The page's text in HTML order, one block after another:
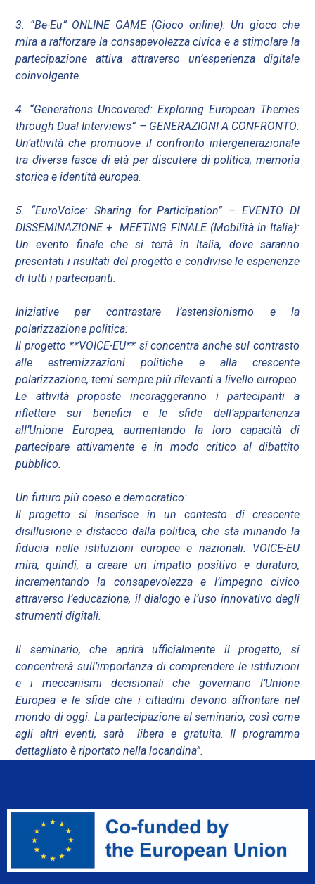
3. “Be-Eu” ONLINE GAME (Gioco online): Un gioco che
mira a rafforzare la consapevolezza civica e a stimolare la
partecipazione attiva attraverso un’esperienza digitale
coinvolgente.
4. “Generations Uncovered: Exploring European Themes
through Dual Interviews” – GENERAZIONI A CONFRONTO:
Un’attività che promuove il confronto intergenerazionale
tra diverse fasce di età per discutere di politica, memoria
storica e identità europea.
5. “EuroVoice: Sharing for Participation” – EVENTO DI
DISSEMINAZIONE + MEETING FINALE (Mobilità in Italia):
Un evento finale che si terrà in Italia, dove saranno
presentati i risultati del progetto e condivise le esperienze
di tutti i partecipanti.
Iniziative per contrastare l’astensionismo e la
polarizzazione politica:
Il progetto **VOICE-EU** si concentra anche sul contrasto
alle estremizzazioni politiche e alla crescente
polarizzazione, temi sempre più rilevanti a livello europeo.
Le attività proposte incoraggeranno i partecipanti a
riflettere sui benefici e le sfide dell’appartenenza
all’Unione Europea, aumentando la loro capacità di
partecipare attivamente e in modo critico al dibattito
pubblico.
Un futuro più coeso e democratico:
Il progetto si inserisce in un contesto di crescente
disillusione e distacco dalla politica, che sta minando la
fiducia nelle istituzioni europee e nazionali. VOICE-EU
mira, quindi, a creare un impatto positivo e duraturo,
incrementando la consapevolezza e l’impegno civico
attraverso l’educazione, il dialogo e l’uso innovativo degli
strumenti digitali.
Il seminario, che aprirà ufficialmente il progetto, si
concentrerà sull’importanza di comprendere le istituzioni
e i meccanismi decisionali che governano l’Unione
Europea e le sfide che i cittadini devono affrontare nel
mondo di oggi. La partecipazione al seminario, così come
agli altri eventi, sarà libera e gratuita. Il programma
dettagliato è riportato nella locandina”.